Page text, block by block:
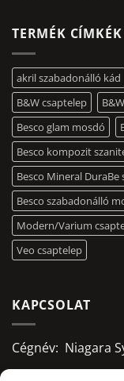
TERMÉK CÍMKÉK
akril szabadonálló kád
B&W csaptelep
Besco glam mosdó
Besco kompozit
Besco Mineral
Besco szabadonálló
Modern/Varium
Veo csaptelep
KAPCSOLAT
Cégnév: Niagara